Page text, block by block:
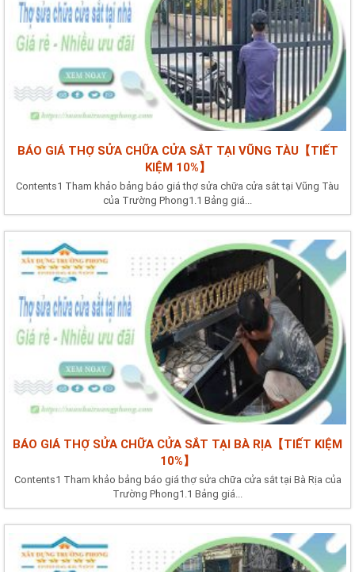
BÁO GIÁ THỢ SỬA CHỮA CỬA SẮT TẠI VŨNG TÀU【TIẾT
KIỆM 10%】
Contents1 Tham khảo bảng báo giá thợ sửa chữa cửa sắt tại Vũng Tàu
của Trường Phong1.1 Bảng giá...
BÁO GIÁ THỢ SỬA CHỮA CỬA SẮT TẠI BÀ RỊA【TIẾT KIỆM
10%】
Contents1 Tham khảo bảng báo giá thợ sửa chữa cửa sắt tại Bà Rịa của
Trường Phong1.1 Bảng giá...